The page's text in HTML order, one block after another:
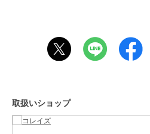
取扱いショップ